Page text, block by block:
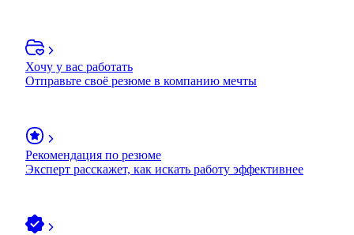
Хочу у вас работать
Отправьте своё резюме в компанию мечты
Рекомендация по резюме
Эксперт расскажет, как искать работу эффективнее